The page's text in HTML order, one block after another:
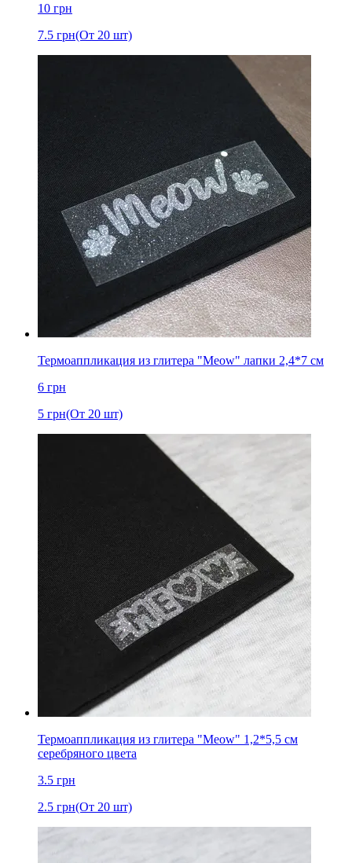
10 грн
7.5 грн(От 20 шт)
Термоаппликация из глитера "Meow" лапки 2,4*7 см
6 грн
5 грн(От 20 шт)
Термоаппликация из глитера "Meow" 1,2*5,5 см
серебряного цвета
3.5 грн
2.5 грн(От 20 шт)